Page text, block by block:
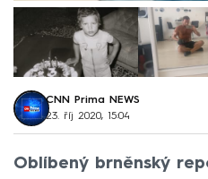
CNN Prima NEWS
23. říj 2020, 15:04
Oblíbený brněnský